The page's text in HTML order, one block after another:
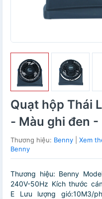
Quạt hộp Thái
- Màu ghi đen
Thương hiệu: Benny
Xem
Benny
Thương hiệu: Benny
240V-50Hz Kích thước
E Lưu lượng gió:10M3/